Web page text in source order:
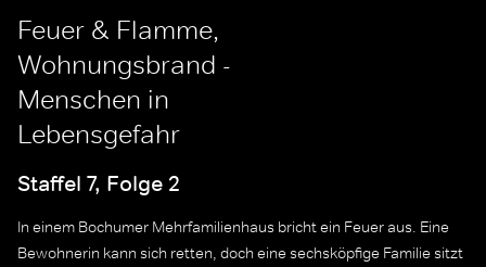
Feuer & Flamme,
Wohnungsbrand -
Menschen in
Lebensgefahr
Staffel 7, Folge 2
In einem Bochumer Mehrfamilienhaus bricht ein Feuer aus. Eine
Bewohnerin kann sich retten, doch eine sechsköpfige Familie sitzt